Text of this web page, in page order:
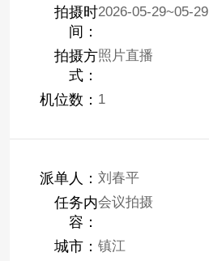
拍摄时
间：
2026-05-29~05-29
拍摄方
式：
照片直播
机位数： 1
派单人： 刘春平
任务内
容：
会议拍摄
城市： 镇江